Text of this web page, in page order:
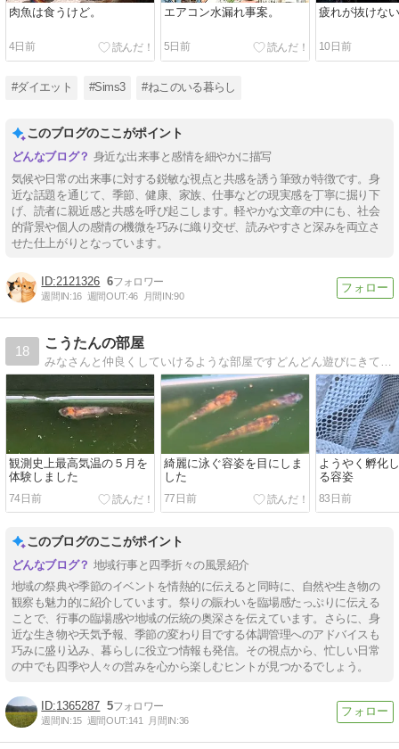
肉魚は食うけど。
4日前
エアコン水漏れ事案。
5日前
疲れが抜けな
10日前
#ダイエット #Sims3 #ねこのいる暮らし
このブログのここがポイント
身近な出来事と感情を細やかに描写
気候や日常の出来事に対する鋭敏な視点と共感を誘う筆致が特徴です。身
近な話題を通じて、季節、健康、家族、仕事などの現実感を丁寧に掘り下
げ、読者に親近感と共感を呼び起こします。軽やかな文章の中にも、社会
的背景や個人の感情の機微を巧みに織り交ぜ、読みやすさと深みを両立さ
せた仕上がりとなっています。
2121326 6
週間IN:16 週間OUT:46 月間IN:90
18
こうたんの部屋
みなさんと仲良くしていけるような部屋ですどんどん遊びにきてください(#^.^#)
観測史上最高気温の５月を
体験しました
74日前
綺麗に泳ぐ容姿を目にしま
した
77日前
ようやく孵化
る容姿
83日前
このブログのここがポイント
地域行事と四季折々の風景紹介
地域の祭典や季節のイベントを情熱的に伝えると同時に、自然や生き物の
観察も魅力的に紹介しています。祭りの賑わいを臨場感たっぷりに伝える
ことで、行事の臨場感や地域の伝統の奥深さを伝えています。さらに、身
近な生き物や天気予報、季節の変わり目でする体調管理へのアドバイスも
巧みに盛り込み、暮らしに役立つ情報も発信。その視点から、忙しい日常
の中でも四季や人々の営みを心から楽しむヒントが見つかるでしょう。
1365287 5
週間IN:15 週間OUT:141 月間IN:36